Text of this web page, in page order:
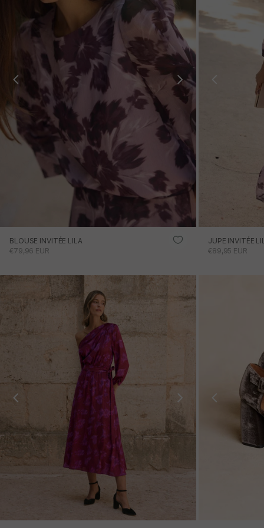
BLOUSE INVITÉE LILA
PRIX PROMOTIONNEL
€79,96 EUR
JUPE INVITÉE
PRIX
€89,95 EUR